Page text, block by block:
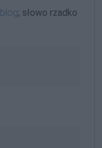
blog; słowo rzadko